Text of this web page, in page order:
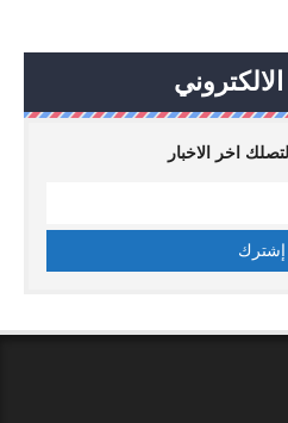
الالكتروني
اخر الاخبار